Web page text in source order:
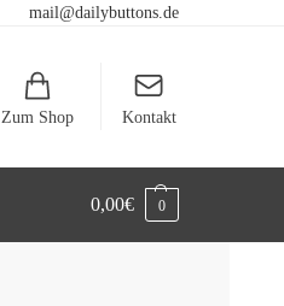
mail@dailybuttons.de
Zum Shop Kontakt
0,00€ 0